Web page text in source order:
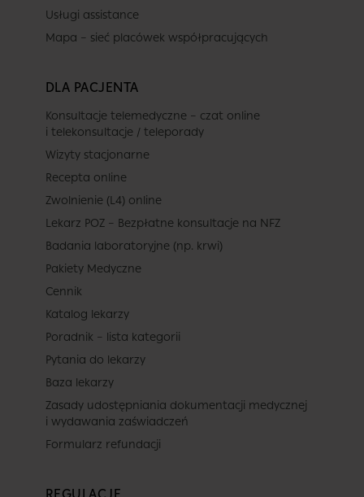
Usługi assistance
Mapa – sieć placówek współpracujących
DLA PACJENTA
Konsultacje telemedyczne – czat online
i telekonsultacje / teleporady
Wizyty stacjonarne
Recepta online
Zwolnienie (L4) online
Lekarz POZ – Bezpłatne konsultacje na NFZ
Badania laboratoryjne (np. krwi)
Pakiety Medyczne
Cennik
Katalog lekarzy
Poradnik – lista kategorii
Pytania do lekarzy
Baza lekarzy
Zasady udostępniania dokumentacji medycznej
i wydawania zaświadczeń
Formularz refundacji